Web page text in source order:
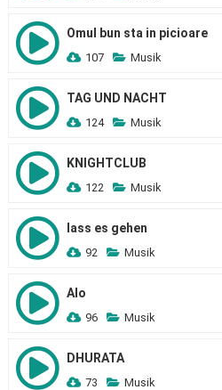
Omul bun sta in picioare
107 Musik
TAG UND NACHT
124 Musik
KNIGHTCLUB
122 Musik
lass es gehen
92 Musik
Alo
96 Musik
DHURATA
73 Musik